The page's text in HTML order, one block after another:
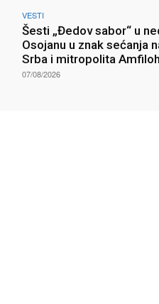
VESTI
Šesti „Đedov sabor“ u
Osojanu u znak sećanja
Srba i mitropolita
07/08/2026